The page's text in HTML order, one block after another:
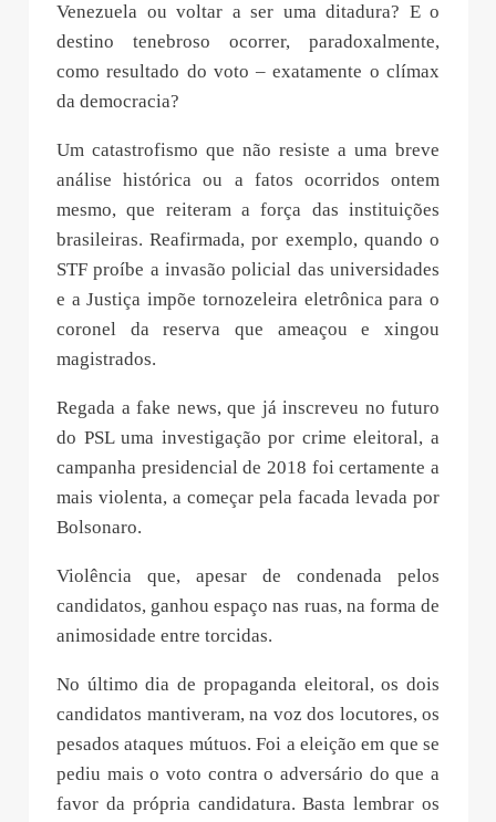
Venezuela ou voltar a ser uma ditadura? E o
destino tenebroso ocorrer, paradoxalmente,
como resultado do voto – exatamente o clímax
da democracia?
Um catastrofismo que não resiste a uma breve
análise histórica ou a fatos ocorridos ontem
mesmo, que reiteram a força das instituições
brasileiras. Reafirmada, por exemplo, quando o
STF proíbe a invasão policial das universidades
e a Justiça impõe tornozeleira eletrônica para o
coronel da reserva que ameaçou e xingou
magistrados.
Regada a fake news, que já inscreveu no futuro
do PSL uma investigação por crime eleitoral, a
campanha presidencial de 2018 foi certamente a
mais violenta, a começar pela facada levada por
Bolsonaro.
Violência que, apesar de condenada pelos
candidatos, ganhou espaço nas ruas, na forma de
animosidade entre torcidas.
No último dia de propaganda eleitoral, os dois
candidatos mantiveram, na voz dos locutores, os
pesados ataques mútuos. Foi a eleição em que se
pediu mais o voto contra o adversário do que a
favor da própria candidatura. Basta lembrar os